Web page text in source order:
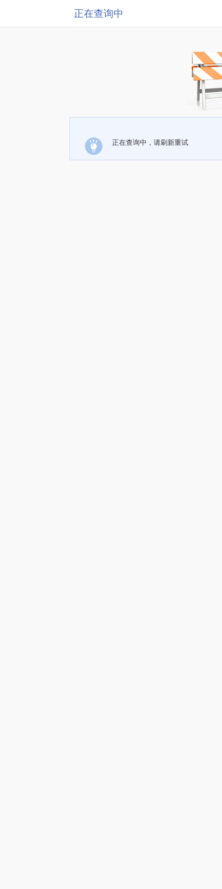
正在查询中
正在查询中，请刷新重试